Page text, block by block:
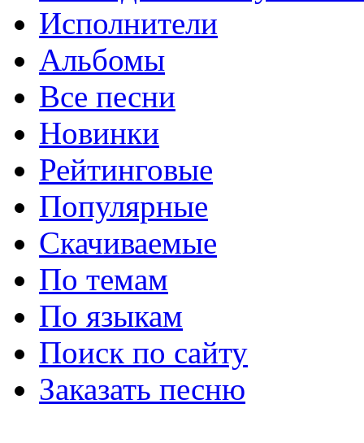
Исполнители
Альбомы
Все песни
Новинки
Рейтинговые
Популярные
Скачиваемые
По темам
По языкам
Поиск по сайту
Заказать песню